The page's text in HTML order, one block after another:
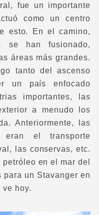
fue un importante
como un centro
esto. En el camino,
se han fusionado,
áreas más grandes.
tanto del ascenso
un país enfocado
importantes, las
a menudo los
Anteriormente, las
eran el transporte
las conservas, etc.
en el mar del
un Stavanger en
hoy.